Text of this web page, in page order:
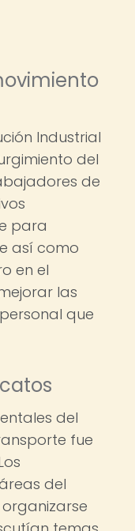
Industrial
del
de
para
así como
en el
las
que
del
fue
del